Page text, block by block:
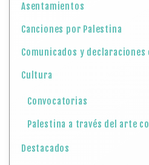
Asentamientos
Canciones por Palestina
Comunicados y
Cultura
Convocatorias
Palestina a través del arte
Destacados